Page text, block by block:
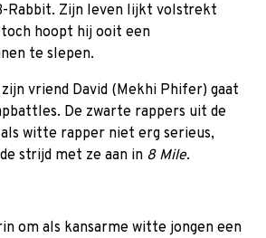
Rabbit. Zijn leven lijkt volstrekt
hoopt hij ooit een
te slepen.
vriend David (Mekhi Phifer) gaat
De zwarte rappers uit de
witte rapper niet erg serieus,
strijd met ze aan in 8 Mile.
om als kansarme witte jongen een